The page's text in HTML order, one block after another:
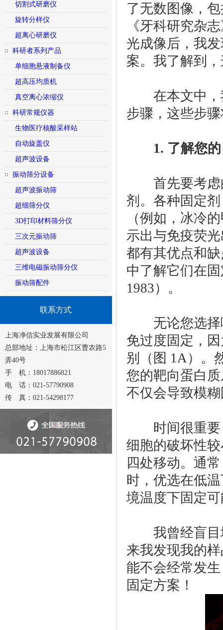
切割式研磨仪
旋转分样仪
超离心研磨仪
科研者系列产品
单细胞悬液制备仪
超高压均质机
真空离心浓缩仪
科研常规仪器
生物医疗核酸采样站
自动旋盖仪
超声波设备
振动筛分设备
超声波振动筛
超细筛分仪
3D打印材料筛分仪
三次元振动筛
超声波设备
三维电磁振动筛分仪
振动筛配件
联系方式
上海净信实业发展有限公司
总部地址：上海市松江区曹农路5
弄40号
手 机：18017886821
电 话：021-57790908
传 真：021-54298177
了无数图像，
《牙科研究杂
光成像后，我
案。我了解到
在本文中，
步骤，这些步
1. 了解您的
首先要考虑
剂。各种固定
（例如，冰冷
示出与免疫荧
都有其优点和
中了解它们在
1983）。
无论您选择
免过度固定，
别（图 1A）。
您的靶向蛋白
不仅会导致模
时间很重要
细胞的破坏性
四处移动。通
时，优选在低
境温度下固定
我曾经盲目地
来我发现我的
能不会经常发
固定方案！